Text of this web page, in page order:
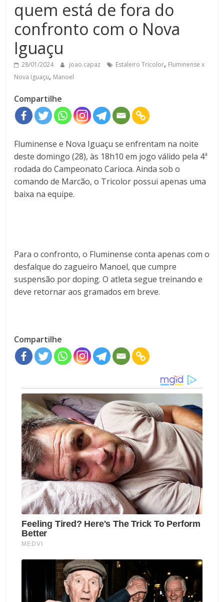
quem está de fora do
confronto com o Nova
Iguaçu
28/01/2024 joao.capaz Estaleiro Tricolor, Fluminense x
Nova Iguaçu, Manoel
Compartilhe
Fluminense e Nova Iguaçu se enfrentam na noite
deste domingo (28), às 18h10 em jogo válido pela 4ª
rodada do Campeonato Carioca. Ainda sob o
comando de Marcão, o Tricolor possui apenas uma
baixa na equipe.
Para o confronto, o Fluminense conta apenas com o
desfalque do zagueiro Manoel, que cumpre
suspensão por doping. O atleta segue treinando e
deve retornar aos gramados em breve.
Compartilhe